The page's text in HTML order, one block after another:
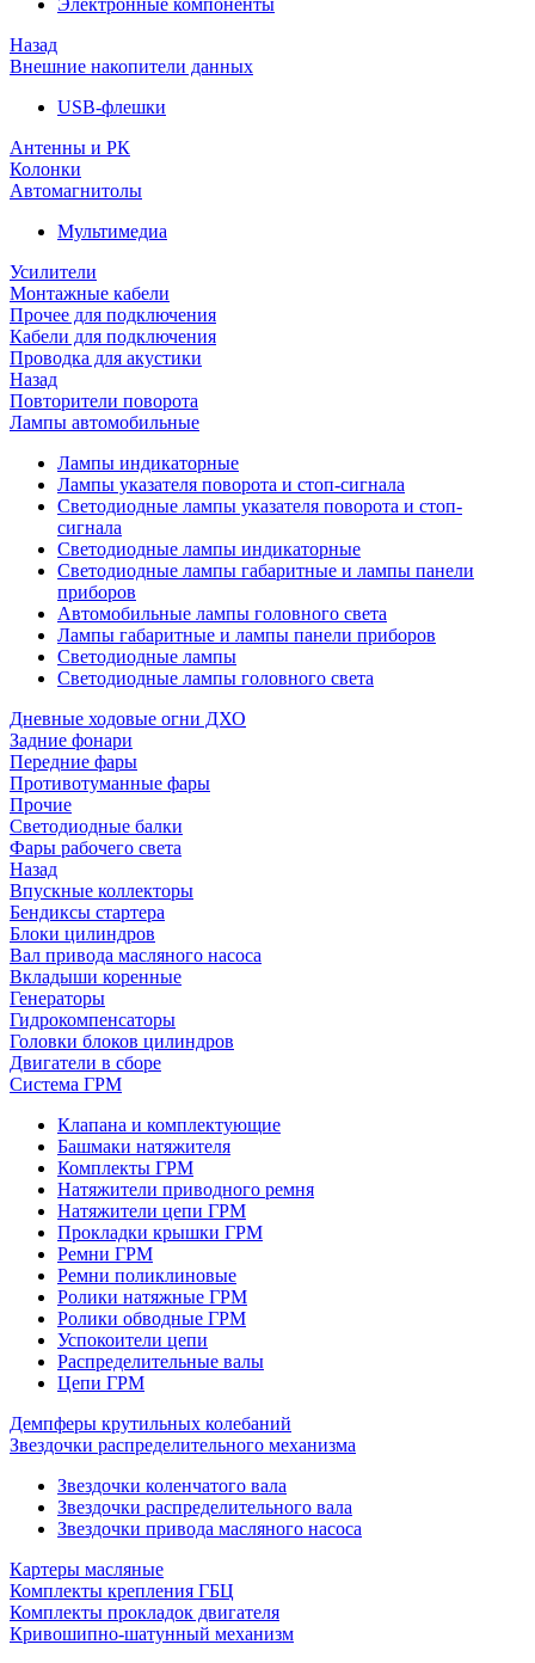
Электронные компоненты
Назад
Внешние накопители данных
USB-флешки
Антенны и РК
Колонки
Автомагнитолы
Мультимедиа
Усилители
Монтажные кабели
Прочее для подключения
Кабели для подключения
Проводка для акустики
Назад
Повторители поворота
Лампы автомобильные
Лампы индикаторные
Лампы указателя поворота и стоп-сигнала
Светодиодные лампы указателя поворота и стоп-
сигнала
Светодиодные лампы индикаторные
Светодиодные лампы габаритные и лампы панели
приборов
Автомобильные лампы головного света
Лампы габаритные и лампы панели приборов
Светодиодные лампы
Светодиодные лампы головного света
Дневные ходовые огни ДХО
Задние фонари
Передние фары
Противотуманные фары
Прочие
Светодиодные балки
Фары рабочего света
Назад
Впускные коллекторы
Бендиксы стартера
Блоки цилиндров
Вал привода масляного насоса
Вкладыши коренные
Генераторы
Гидрокомпенсаторы
Головки блоков цилиндров
Двигатели в сборе
Система ГРМ
Клапана и комплектующие
Башмаки натяжителя
Комплекты ГРМ
Натяжители приводного ремня
Натяжители цепи ГРМ
Прокладки крышки ГРМ
Ремни ГРМ
Ремни поликлиновые
Ролики натяжные ГРМ
Ролики обводные ГРМ
Успокоители цепи
Распределительные валы
Цепи ГРМ
Демпферы крутильных колебаний
Звездочки распределительного механизма
Звездочки коленчатого вала
Звездочки распределительного вала
Звездочки привода масляного насоса
Картеры масляные
Комплекты крепления ГБЦ
Комплекты прокладок двигателя
Кривошипно-шатунный механизм